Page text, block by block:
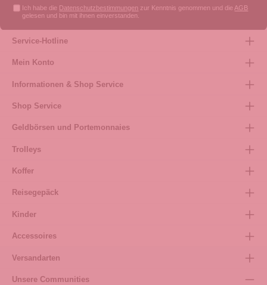
Ich habe die Datenschutzbestimmungen zur Kenntnis genommen und die AGB
gelesen und bin mit ihnen einverstanden.
Service-Hotline
Mein Konto
Informationen & Shop Service
Shop Service
Geldbörsen und Portemonnaies
Trolleys
Koffer
Reisegepäck
Kinder
Accessoires
Versandarten
Unsere Communities